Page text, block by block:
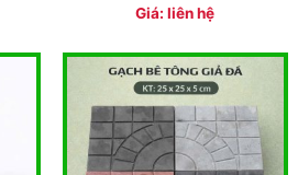
Giá: liên hệ